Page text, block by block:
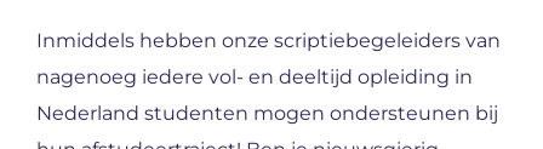
Inmiddels hebben onze scriptiebegeleiders van
nagenoeg iedere vol- en deeltijd opleiding in
Nederland studenten mogen ondersteunen bij